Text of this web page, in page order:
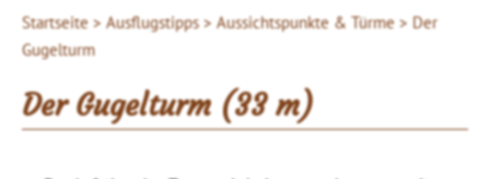
Startseite > Ausflugstipps > Aussichtspunkte & Türme > Der
Gugelturm
Der Gugelturm (33 m)